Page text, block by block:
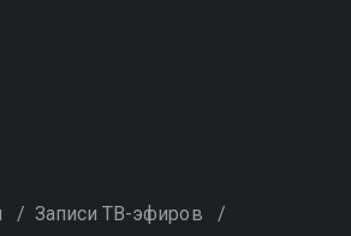
/ Записи ТВ-эфиров /